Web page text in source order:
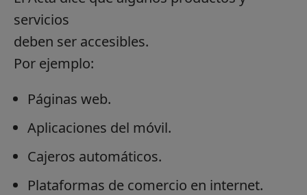
servicios
deben ser accesibles.
Por ejemplo:
Páginas web.
Aplicaciones del móvil.
Cajeros automáticos.
Plataformas de comercio en internet.